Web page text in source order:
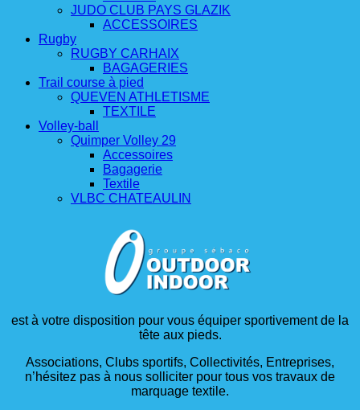
JUDO CLUB PAYS GLAZIK
ACCESSOIRES
Rugby
RUGBY CARHAIX
BAGAGERIES
Trail course à pied
QUEVEN ATHLETISME
TEXTILE
Volley-ball
Quimper Volley 29
Accessoires
Bagagerie
Textile
VLBC CHATEAULIN
est à votre disposition pour vous équiper sportivement de la
tête aux pieds.
Associations, Clubs sportifs, Collectivités, Entreprises,
n’hésitez pas à nous solliciter pour tous vos travaux de
marquage textile.